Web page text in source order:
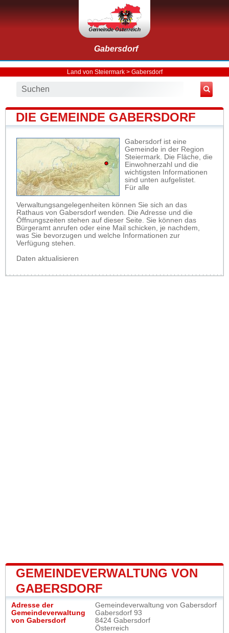
Gabersdorf
Land von Steiermark> Gabersdorf
DIE GEMEINDE GABERSDORF
Gabersdorf ist eine
Gemeinde in der Region
Steiermark. Die Fläche, die
Einwohnerzahl und die
wichtigsten Informationen
sind unten aufgelistet.
Für alle
Verwaltungsangelegenheiten können Sie sich an das
Rathaus von Gabersdorf wenden. Die Adresse und die
Öffnungszeiten stehen auf dieser Seite. Sie können das
Bürgeramt anrufen oder eine Mail schicken, je nachdem,
was Sie bevorzugen und welche Informationen zur
Verfügung stehen.
Daten aktualisieren
GEMEINDEVERWALTUNG VON
GABERSDORF
Adresse der
Gemeindeverwaltung
von Gabersdorf
Gemeindeverwaltung von Gabersdorf
Gabersdorf 93
8424 Gabersdorf
Österreich